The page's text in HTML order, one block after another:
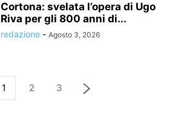
Cortona: svelata l’opera di Ugo
Riva per gli 800 anni di...
redazione - Agosto 3, 2026
1 2 3